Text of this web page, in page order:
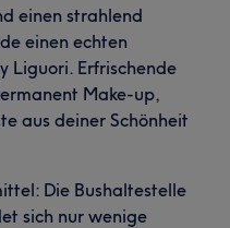
einen strahlend
einen echten
Liguori. Erfrischende
Make-up,
aus deiner Schönheit
Die Bushaltestelle
sich nur wenige